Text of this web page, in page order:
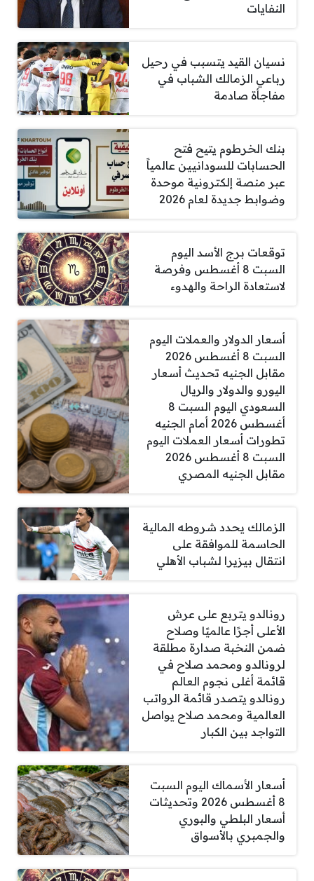
النفايات
نسيان القيد يتسبب في رحيل
رباعي الزمالك الشباب في
مفاجأة صادمة
بنك الخرطوم يتيح فتح
الحسابات للسودانيين عالمياً
عبر منصة إلكترونية موحدة
وضوابط جديدة لعام 2026
توقعات برج الأسد اليوم
السبت 8 أغسطس وفرصة
لاستعادة الراحة والهدوء
أسعار الدولار والعملات اليوم
السبت 8 أغسطس 2026
مقابل الجنيه تحديث أسعار
اليورو والدولار والريال
السعودي اليوم السبت 8
أغسطس 2026 أمام الجنيه
تطورات أسعار العملات اليوم
السبت 8 أغسطس 2026
مقابل الجنيه المصري
الزمالك يحدد شروطه المالية
الحاسمة للموافقة على
انتقال بيزيرا لشباب الأهلي
رونالدو يتربع على عرش
الأعلى أجرًا عالميًا وصلاح
ضمن النخبة صدارة مطلقة
لرونالدو ومحمد صلاح في
قائمة أغلى نجوم العالم
رونالدو يتصدر قائمة الرواتب
العالمية ومحمد صلاح يواصل
التواجد بين الكبار
أسعار الأسماك اليوم السبت
8 أغسطس 2026 وتحديثات
أسعار البلطي والبوري
والجمبري بالأسواق